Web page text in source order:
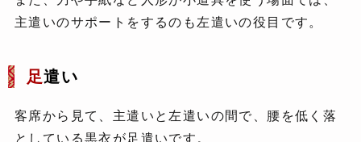
主遣いのサポートをするのも左遣いの役目です。
足遣い
客席から見て、主遣いと左遣いの間で、腰を低く落
としている黒衣が足遣いです。